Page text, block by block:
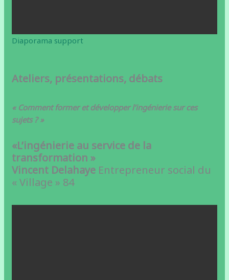
Diaporama support
Ateliers, présentations, débats
« Comment former et développer l’ingénierie sur ces
sujets ? »
«L’ingénierie au service de la
transformation »
Vincent Delahaye Entrepreneur social du
« Village » 84